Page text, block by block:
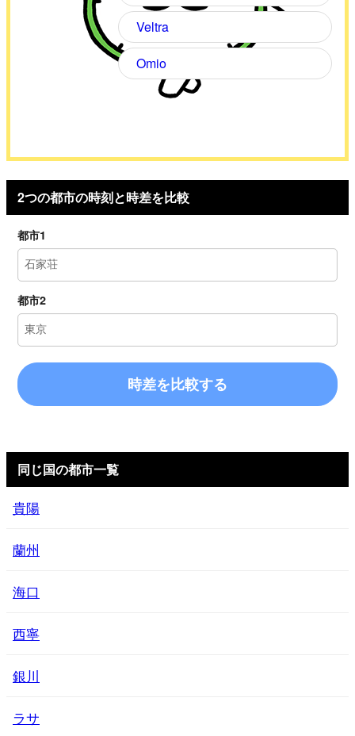
Veltra
Omio
2つの都市の時刻と時差を比較
都市1
都市2
時差を比較する
同じ国の都市一覧
貴陽
蘭州
海口
西寧
銀川
ラサ